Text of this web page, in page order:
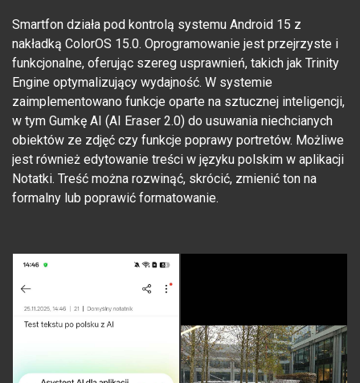
Smartfon działa pod kontrolą systemu Android 15 z
nakładką ColorOS 15.0. Oprogramowanie jest przejrzyste i
funkcjonalne, oferując szereg usprawnień, takich jak Trinity
Engine optymalizujący wydajność. W systemie
zaimplementowano funkcje oparte na sztucznej inteligencji,
w tym Gumkę AI (AI Eraser 2.0) do usuwania niechcianych
obiektów ze zdjęć czy funkcje poprawy portretów. Możliwe
jest również edytowanie treści w języku polskim w aplikacji
Notatki. Treść można rozwinąć, skrócić, zmienić ton na
formalny lub poprawić formatowanie.